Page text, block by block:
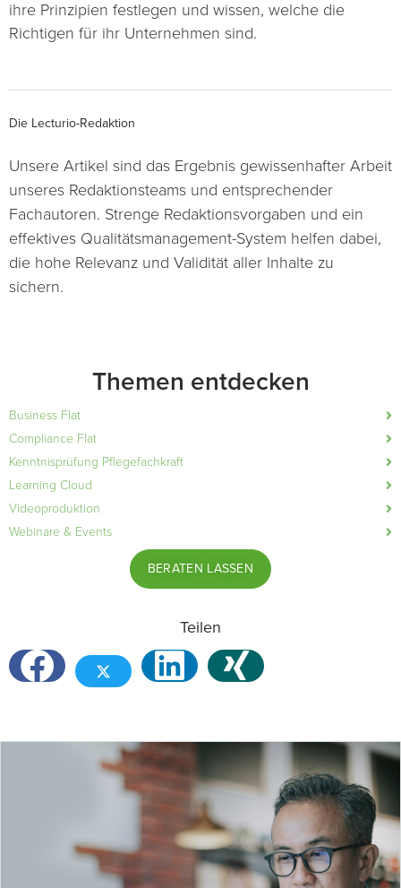
ihre Prinzipien festlegen und wissen, welche die
Richtigen für ihr Unternehmen sind.
Die Lecturio-Redaktion
Unsere Artikel sind das Ergebnis gewissenhafter Arbeit
unseres Redaktionsteams und entsprechender
Fachautoren. Strenge Redaktionsvorgaben und ein
effektives Qualitätsmanagement-System helfen dabei,
die hohe Relevanz und Validität aller Inhalte zu
sichern.
Themen entdecken
Business Flat
Compliance Flat
Kenntnisprüfung Pflegefachkraft
Learning Cloud
Videoproduktion
Webinare & Events
BERATEN LASSEN
Teilen